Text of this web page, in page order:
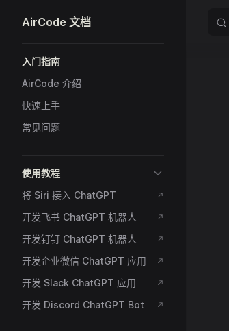
Skip to content
AirCode 文档
入门指南
AirCode 介绍
快速上手
常见问题
使用教程
将 Siri 接入 ChatGPT
开发飞书 ChatGPT 机器人
开发钉钉 ChatGPT 机器人
开发企业微信 ChatGPT 应用
开发 Slack ChatGPT 应用
开发 Discord ChatGPT Bot